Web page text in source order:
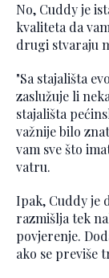
No, Cuddy je
kvaliteta da
drugi stvaraju
"Sa stajališta
zaslužuje li
stajališta
važnije bilo
vam sve što
vatru.
Ipak, Cuddy je
razmišlja tek
povjerenje.
ako se previše